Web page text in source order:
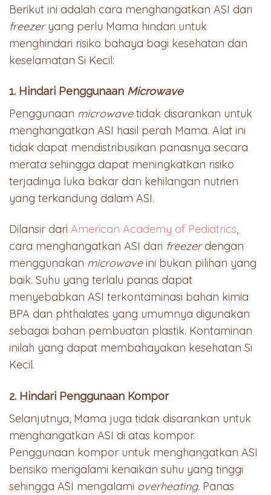
Berikut ini adalah cara menghangatkan ASI dari
freezeryang perlu Mama hindari untuk
menghindari risiko bahaya bagi kesehatan dan
keselamatan Si Kecil:
1. Hindari Penggunaan Microwave
Penggunaan microwavetidak disarankan untuk
menghangatkan ASI hasil perah Mama. Alat ini
tidak dapat mendistribusikan panasnya secara
merata sehingga dapat meningkatkan risiko
terjadinya luka bakar dan kehilangan nutrien
yang terkandung dalam ASI.
Dilansir dari American Academy of Pediatrics,
cara menghangatkan ASI dari freezerdengan
menggunakan microwaveini bukan pilihan yang
baik. Suhu yang terlalu panas dapat
menyebabkan ASI terkontaminasi bahan kimia
BPA dan phthalates yang umumnya digunakan
sebagai bahan pembuatan plastik. Kontaminan
inilah yang dapat membahayakan kesehatan Si
Kecil.
2. Hindari Penggunaan Kompor
Selanjutnya, Mama juga tidak disarankan untuk
menghangatkan ASI di atas kompor.
Penggunaan kompor untuk menghangatkan ASI
berisiko mengalami kenaikan suhu yang tinggi
sehingga ASI mengalami overheating. Panas